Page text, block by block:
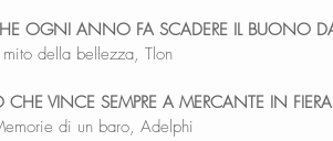
OGNI ANNO FA SCADERE IL BUONO
della bellezza, Tlon
CHE VINCE SEMPRE A MERCANTE IN FIERA
di un baro, Adelphi